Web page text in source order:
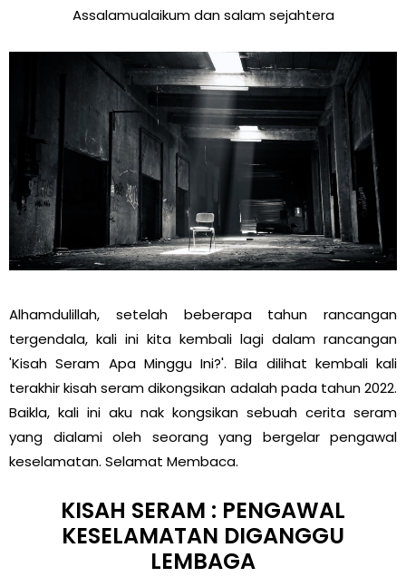
Assalamualaikum dan salam sejahtera
Alhamdulillah, setelah beberapa tahun rancangan
tergendala, kali ini kita kembali lagi dalam rancangan
'Kisah Seram Apa Minggu Ini?'. Bila dilihat kembali kali
terakhir kisah seram dikongsikan adalah pada tahun 2022.
Baikla, kali ini aku nak kongsikan sebuah cerita seram
yang dialami oleh seorang yang bergelar pengawal
keselamatan. Selamat Membaca.
KISAH SERAM : PENGAWAL
KESELAMATAN DIGANGGU
LEMBAGA